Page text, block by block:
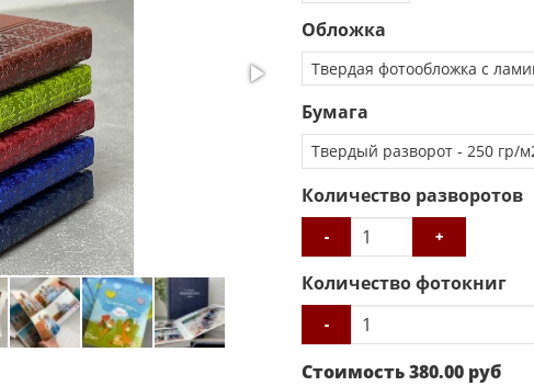
Обложка
Бумага
Количество разворотов
- +
Количество фотокниг
-
Стоимость380.00 руб